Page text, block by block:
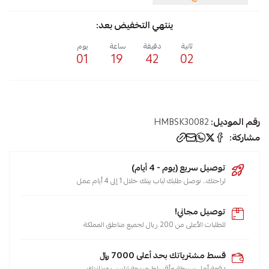
ينتهي التخفيض بعد:
01
ثانية
42
دقيقة
19
ساعة
01
يوم
رقم الموديل:HMBSK30082
مشاركة:
توصيل سريع (يوم - 4 أيام)
لراحتك.. نوصل طلبك لباب بيتك خلال 1 إلى 4 أيام عمل
توصيل مجاني!
للطلبات الأعلى من 200 ريال لجميع مناطق المملكة
قسط مشترياتك بحد أعلى 7000 ﷼